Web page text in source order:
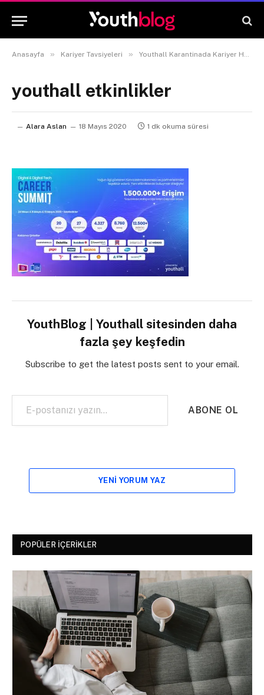
Anasayfa » Kariyer Tavsiyeleri » Youthall Karantinada Kariyer Hayatını Geliştirmek İçin Neler Yaptı?
youthall etkinlikler
Alara Aslan 18 Mayıs 2020 1 dk okuma süresi
YouthBlog | Youthall sitesinden daha
fazla şey keşfedin
Subscribe to get the latest posts sent to your email.
E-postanızı yazın…
ABONE OL
YENI YORUM YAZ
POPÜLER İÇERIKLER